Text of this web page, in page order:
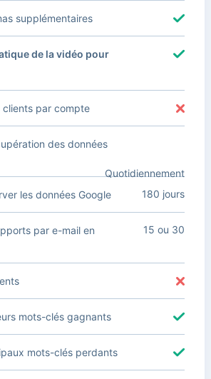
supplémentaires
de la vidéo pour
par compte
des données
Quotidiennement
les données Google
180 jours
par e-mail en
15 ou 30
mots-clés gagnants
mots-clés perdants